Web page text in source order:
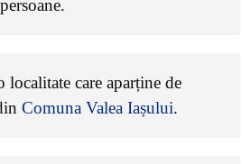
localitate care aparține de
Comuna Valea Iașului.